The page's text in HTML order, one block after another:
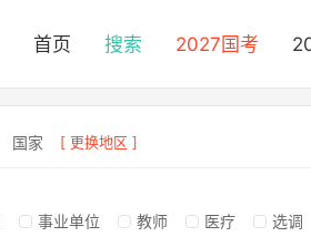
首页 搜索 2027国考
国家 [ 更换地区 ]
事业单位 教师 医疗 选调